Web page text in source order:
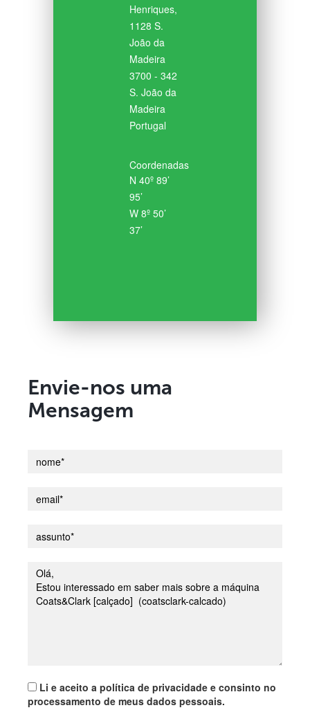
Henriques,
1128 S.
João da
Madeira
3700 - 342
S. João da
Madeira
Portugal
Coordenadas
N 40º 89’
95’
W 8º 50’
37’
Envie-nos uma
Mensagem
Li e aceito a política de privacidade e consinto no
processamento de meus dados pessoais.